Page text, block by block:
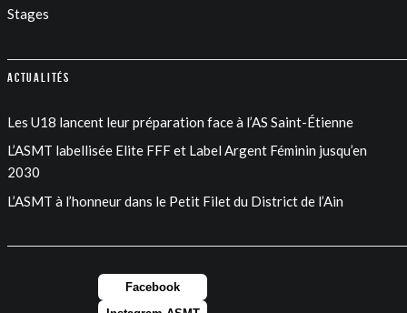
Stages
Actualités
Les U18 lancent leur préparation face à l’AS Saint-Étienne
L’ASMT labellisée Elite FFF et Label Argent Féminin jusqu’en
2030
L’ASMT à l’honneur dans le Petit Filet du District de l’Ain
Facebook